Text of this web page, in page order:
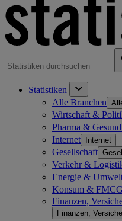
Statistiken
Alle Branchen
Wirtschaft &
Pharma &
Internet Internet
Gesellschaft
Verkehr &
Energie &
Konsum & FMCG
Finanzen,
Finanzen,